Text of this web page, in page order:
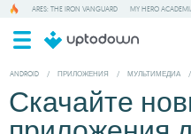
ARES: THE IRON VANGUARD MY HERO
ANDROID / ПРИЛОЖЕНИЯ / МУЛЬТИМЕДИА /
Скачайте